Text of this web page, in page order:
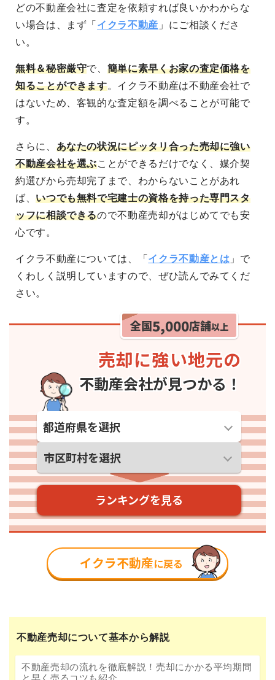
どの不動産会社に査定を依頼すれば良いかわからな
い場合は、まず「 イクラ不動産 」にご相談くださ
い。
無料＆秘密厳守で、 簡単に素早くお家の査定価格を
知ることができます。イクラ不動産は不動産会社で
はないため、客観的な査定額を調べることが可能で
す。
さらに、 あなたの状況にピッタリ合った売却に強い
不動産会社を選ぶことができるだけでなく、媒介契
約選びから売却完了まで、わからないことがあれ
ば、いつでも無料で宅建士の資格を持った専門スタ
ッフに相談できるので不動産売却がはじめてでも安
心です。
イクラ不動産については、「 イクラ不動産とは 」で
くわしく説明していますので、ぜひ読んでみてくだ
さい。
不動産売却について基本から解説
不動産売却の流れを徹底解説！売却にかかる平均期間
と早く売るコツも紹介